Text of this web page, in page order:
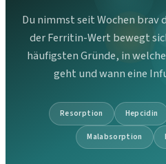
Du nimmst seit Wochen
der Ferritin-Wert bewegt
häufigsten Gründe, in
geht und wann eine
Resorption Hepcidin
Malabsorption